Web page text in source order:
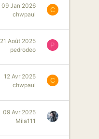
09 Jan 2026
chwpaul
C
21 Août 2025
pedrodeo
P
12 Avr 2025
chwpaul
C
09 Avr 2025
Mila111